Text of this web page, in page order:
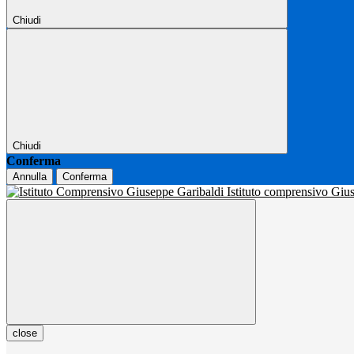
Chiudi
Chiudi
Conferma
Annulla Conferma
Istituto comprensivo
close